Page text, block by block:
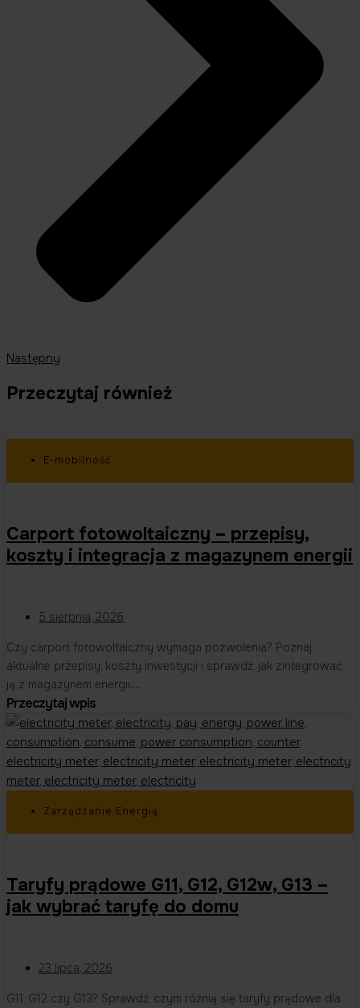
Następny
Przeczytaj również
E-mobilność
Carport fotowoltaiczny – przepisy,
koszty i integracja z magazynem energii
5 sierpnia, 2026
Czy carport fotowoltaiczny wymaga pozwolenia? Poznaj
aktualne przepisy, koszty inwestycji i sprawdź, jak zintegrować
ją z magazynem energii….
Przeczytaj wpis
Zarządzanie Energią
Taryfy prądowe G11, G12, G12w, G13 –
jak wybrać taryfę do domu
23 lipca, 2026
G11, G12 czy G13? Sprawdź, czym różnią się taryfy prądowe dla